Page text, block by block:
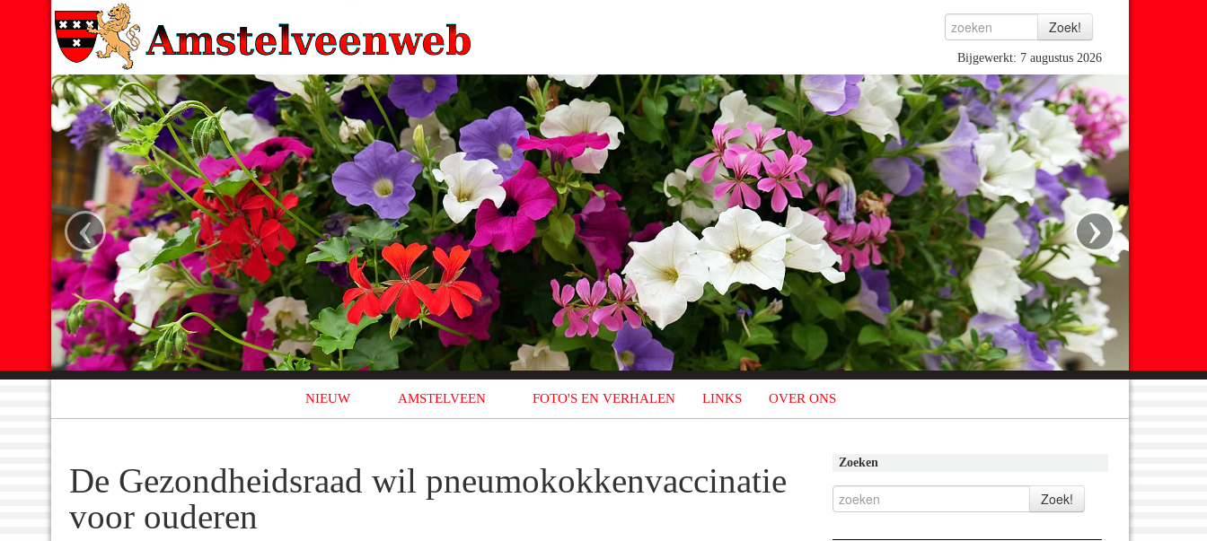
Bijgewerkt: 7 augustus 2026
‹ ›
NIEUW AMSTELVEEN FOTO'S EN VERHALEN LINKS OVER ONS
De Gezondheidsraad wil pneumokokkenvaccinatie
voor ouderen
Zoeken